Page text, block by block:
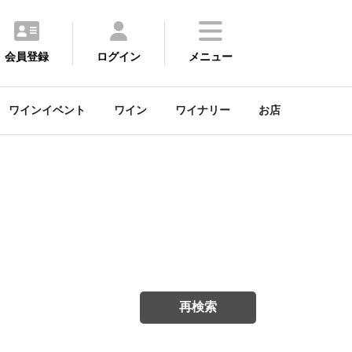
会員登録 ログイン メニュー
ワインイベント ワイン ワイナリー お店
再検索